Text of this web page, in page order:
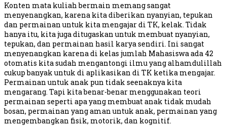
Konten mata kuliah bermain memang sangat
menyenangkan, karena kita diberikan nyanyian, tepukan
dan permainan untuk kita mengajar di TK, kelak. Tidak
hanya itu, kita juga ditugaskan untuk membuat nyanyian,
tepukan, dan permainan hasil karya sendiri. Ini sangat
menyenangkan karena di kelas jumlah Mahasiswa ada 42
otomatis kita sudah mengantongi ilmu yang alhamdulillah
cukup banyak untuk di aplikasikan di TK ketika mengajar.
Permainan untuk anak pun tidak seenaknya kita
mengarang. Tapi kita benar-benar menggunakan teori
permainan seperti apa yang membuat anak tidak mudah
bosan, permainan yang aman untuk anak, permainan yang
mengembangkan fisik, motorik, dan kognitif.